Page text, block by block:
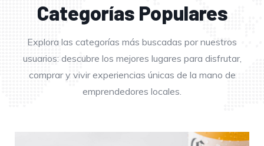
Categorías Populares
Explora las categorías más buscadas por nuestros
usuarios: descubre los mejores lugares para disfrutar,
comprar y vivir experiencias únicas de la mano de
emprendedores locales.